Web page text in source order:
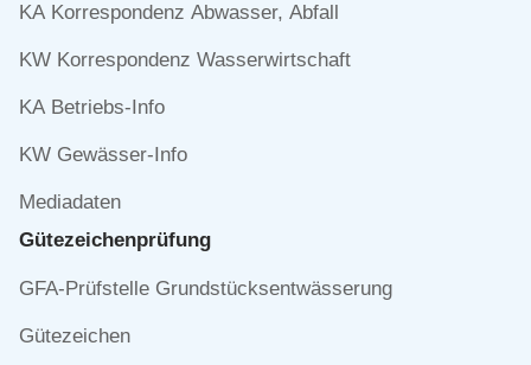
KA Korrespondenz Abwasser, Abfall
KW Korrespondenz Wasserwirtschaft
KA Betriebs-Info
KW Gewässer-Info
Mediadaten
Gütezeichen­prüfung
Navigation
GFA-Prüfstelle Grundstücksentwässerung
Gütezeichen